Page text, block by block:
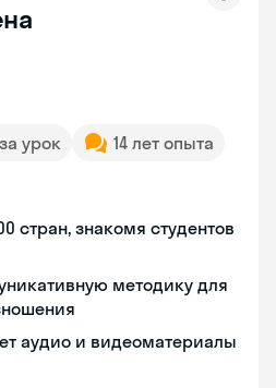
урок
14 лет опыта
стран, знакомя студентов
методику для
аудио и видеоматериалы